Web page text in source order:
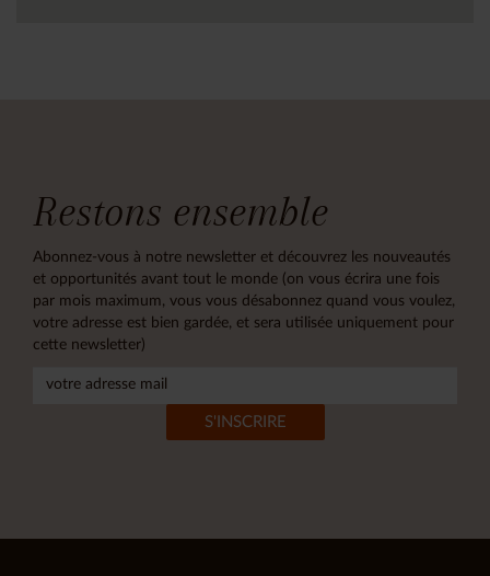
Restons ensemble
Abonnez-vous à notre newsletter et découvrez les nouveautés
et opportunités avant tout le monde (on vous écrira une fois
par mois maximum, vous vous désabonnez quand vous voulez,
votre adresse est bien gardée, et sera utilisée uniquement pour
cette newsletter)